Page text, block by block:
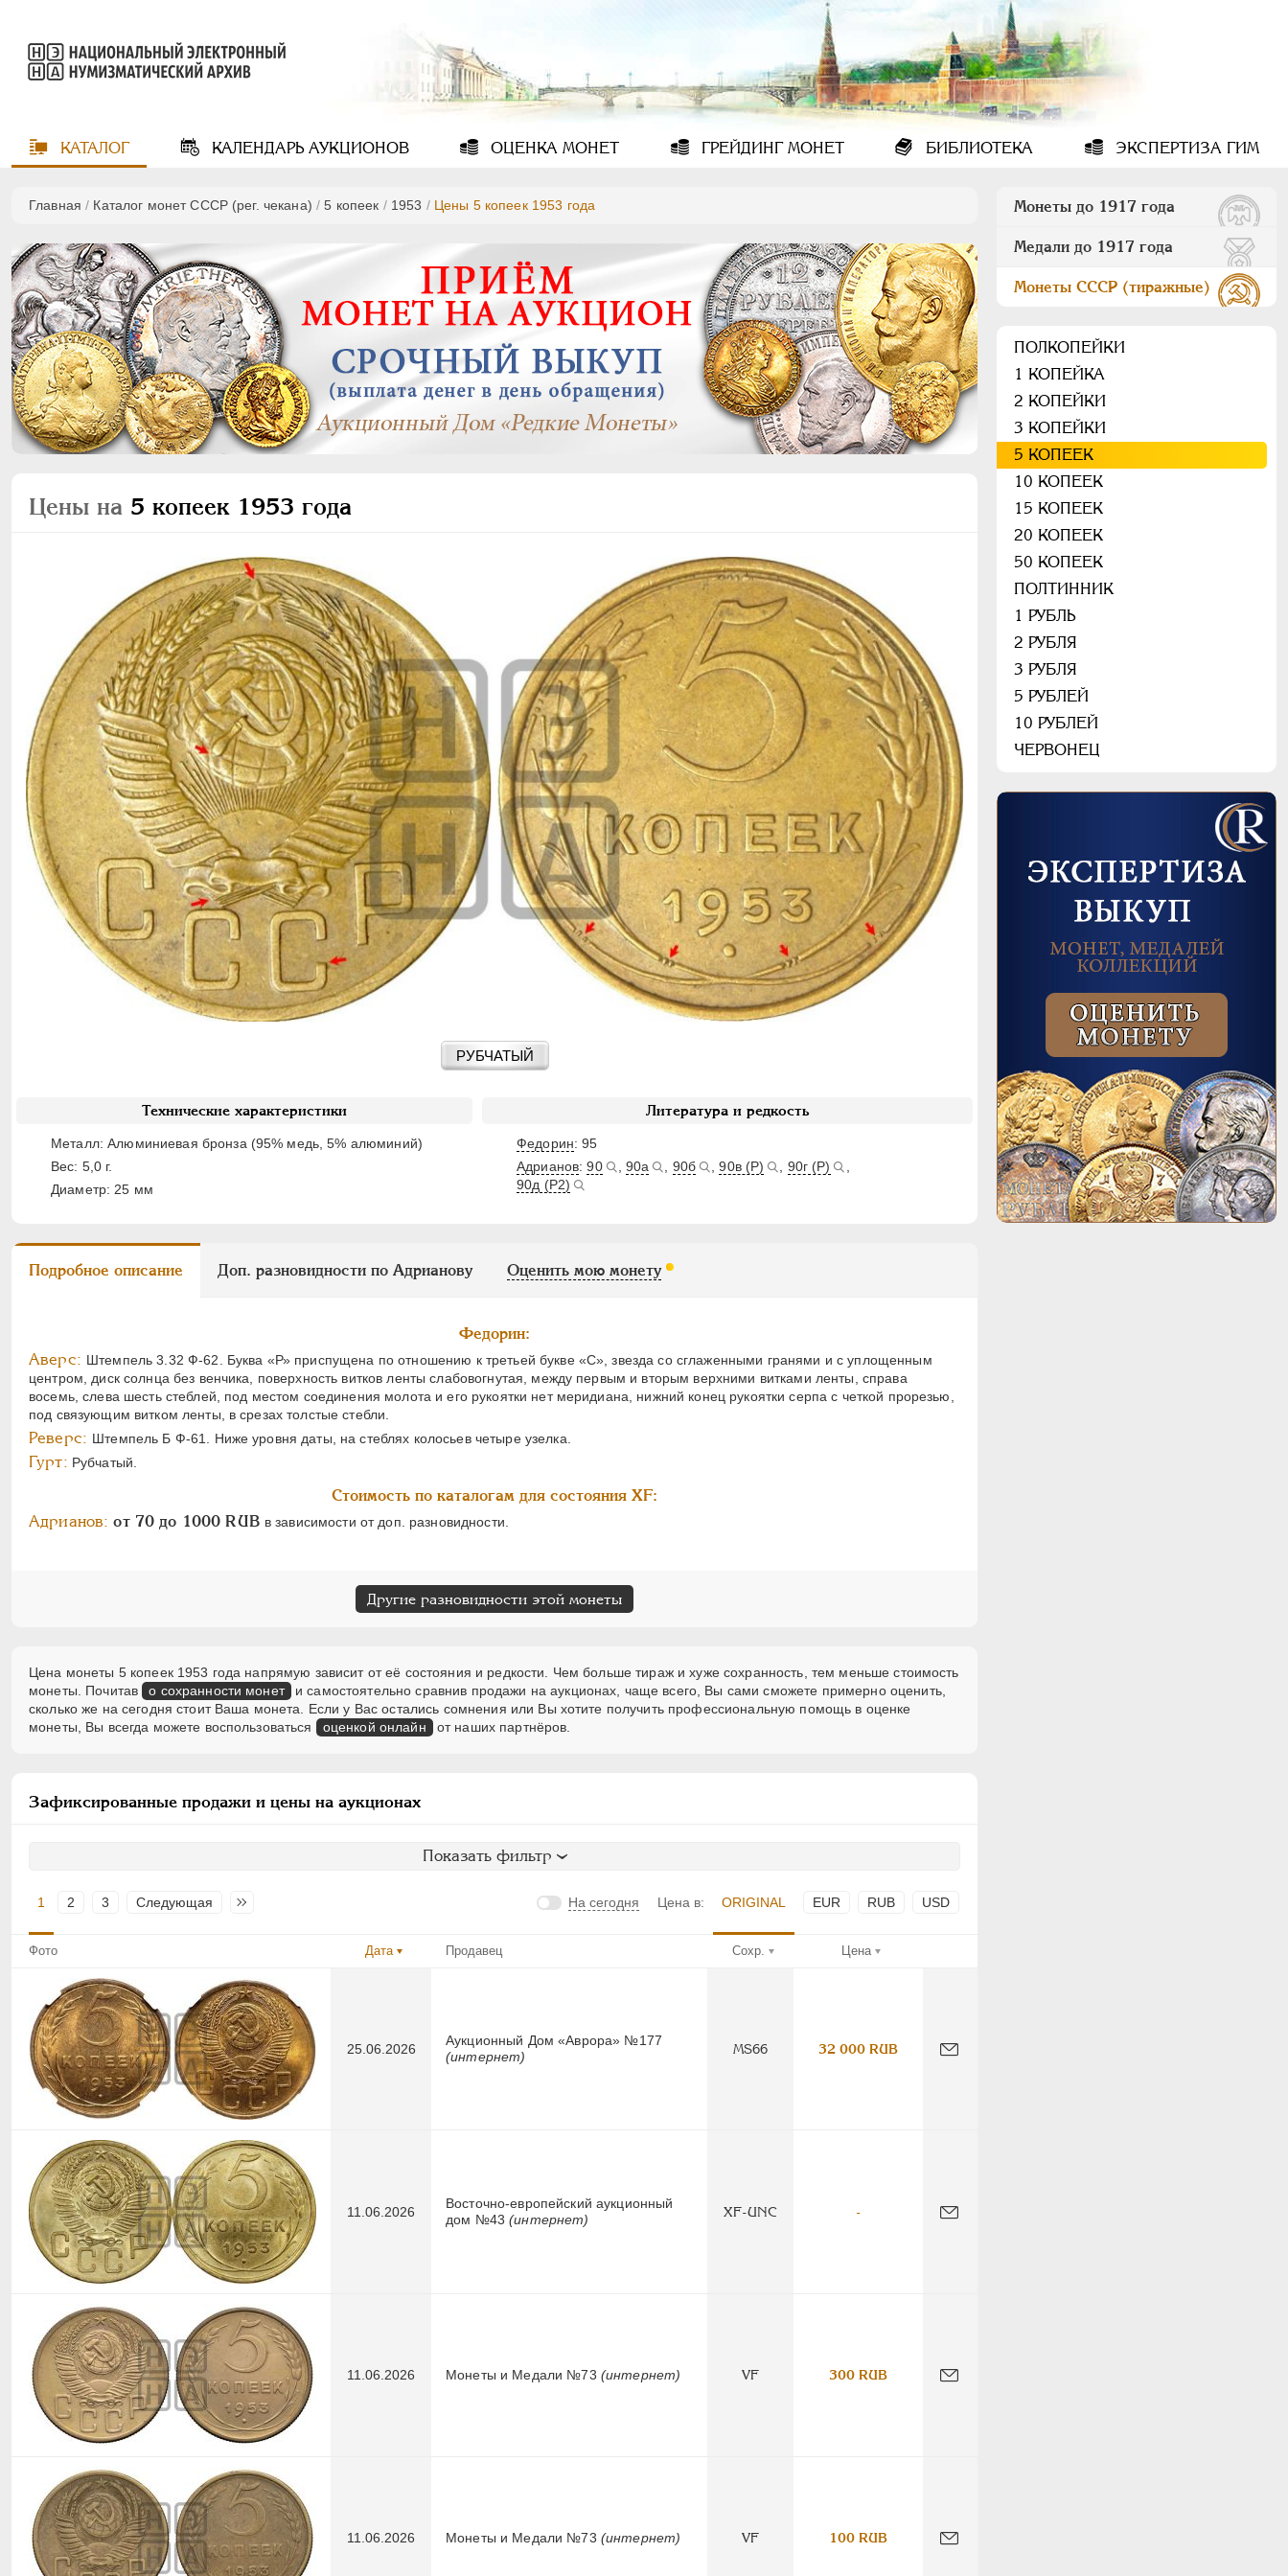
КАТАЛОГ КАЛЕНДАРЬАУКЦИОНОВ ОЦЕНКА МОНЕТ ГРЕЙДИНГМОНЕТ БИБЛИОТЕКА ЭКСПЕРТИЗА ГИМ
Главная / Каталог монет СССР (рег. чекана) /5 копеек / 1953 / Цены 5 копеек 1953 года
Цены на 5 копеек 1953 года
РУБЧАТЫЙ
Технические характеристики
Металл: Алюминиевая бронза (95% медь, 5% алюминий)
Вес: 5,0 г.
Диаметр: 25 мм
Литература и редкость
Федорин: 95
Адрианов:90 90а 90б ,90в (Р) 90г (Р)
90д (Р2)
Подробное описание Доп. разновидности по Адрианову Оценить мою монету
Федорин:
Аверс: Штемпель 3.32 Ф-62. Буква «Р» приспущена по отношению к третьей букве «С», звезда со сглаженными гранями и с уплощенным
центром, диск солнца без венчика, поверхность витков ленты слабовогнутая, между первым и вторым верхними витками ленты, справа
восемь, слева шесть стеблей, под местом соединения молота и его рукоятки нет меридиана, нижний конец рукоятки серпа с четкой прорезью,
под связующим витком ленты, в срезах толстые стебли.
Реверс: Штемпель Б Ф-61. Ниже уровня даты, на стеблях колосьев четыре узелка.
Гурт: Рубчатый.
Стоимость по каталогам для состояния XF:
Адрианов: от 70 до 1000 RUB в зависимости от доп. разновидности.
Другие разновидности этой монеты
Цена монеты 5 копеек 1953 года напрямую зависит от её состояния и редкости. Чем больше тираж и хуже сохранность, тем меньше стоимость
монеты. Почитав о сохранности монет и самостоятельно сравнив продажи на аукционах, чаще всего, Вы сами сможете примерно оценить,
сколько же на сегодня стоит Ваша монета. Если у Вас остались сомнения или Вы хотите получить профессиональную помощь в оценке
монеты, Вы всегда можете воспользоваться
оценкой онлайн от наших партнёров.
Зафиксированные продажи и цены на аукционах
Показать фильтр
1 2 3 Следующая Последняя На сегодня Цена в: ORIGINAL EUR RUB USD
Фото Дата Продавец Сохр. Цена
25.06.2026
Аукционный Дом «Аврора» №177
(интернет)
MS66 32 000 RUB
11.06.2026
Восточно-европейский аукционный
дом №43(интернет)
XF-UNC -
11.06.2026 Монеты и Медали №73 (интернет) VF 300 RUB
11.06.2026 Монеты и Медали №73 (интернет) VF 100 RUB
Монеты до 1917 года
Медали до 1917 года
Монеты СССР (тиражные)
ПОЛКОПЕЙКИ
1 КОПЕЙКА
2 КОПЕЙКИ
3 КОПЕЙКИ
5 КОПЕЕК
10 КОПЕЕК
15 КОПЕЕК
20 КОПЕЕК
50 КОПЕЕК
ПОЛТИННИК
1 РУБЛЬ
2 РУБЛЯ
3 РУБЛЯ
5 РУБЛЕЙ
10 РУБЛЕЙ
ЧЕРВОНЕЦ